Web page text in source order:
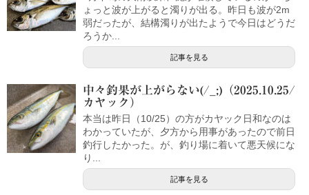
ょっと波が上がると濁りが出る。昨日も波が2m
弱だったが、結構濁りが出たようで今日はどうだ
ろうか...
記事を見る
中々釣果が上がらない(/_;)（2025.10.25/
カヤック）
本当は昨日（10/25）の方がカヤック日和なのは
わかっていたが、夕方から用事があったので前日
釣行したかった。が、釣り場に着いて悪天候にな
り...
記事を見る